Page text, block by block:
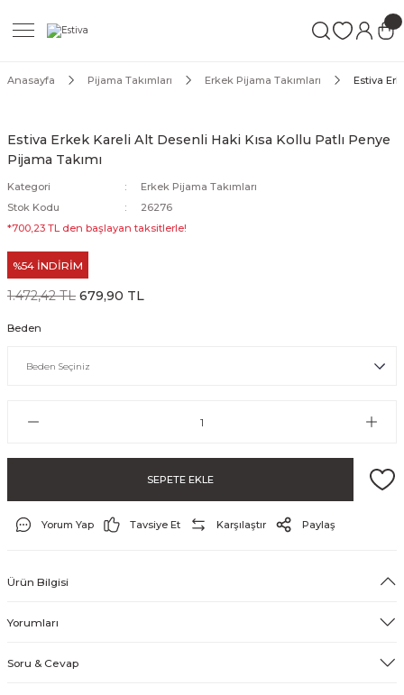
Mayo
Anasayfa Pijama Takımları Erkek Pijama Takımları Estiva
Estiva Erkek Kareli Alt Desenli Haki Kısa Kollu Patlı Penye
Pijama Takımı
Kategori
Erkek Pijama Takımları
Stok Kodu
26276
*700,23 TL den başlayan taksitlerle!
%54 İNDİRİM
1.472,42 TL 679,90 TL
Beden
SEPETE EKLE
Yorum Yap Tavsiye Et Karşılaştır Paylaş
Ürün Bilgisi
Yorumları
Soru & Cevap